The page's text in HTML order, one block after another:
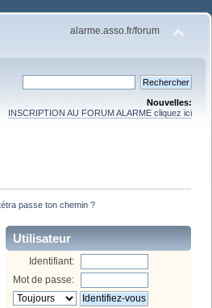
alarme.asso.fr/forum
Nouvelles:
INSCRIPTION AU FORUM ALARME cliquez ici
passe ton chemin ?
Utilisateur
Identifiant:
Mot de passe: